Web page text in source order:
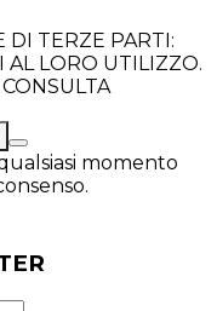
DI TERZE PARTI:
AL LORO UTILIZZO.
momento